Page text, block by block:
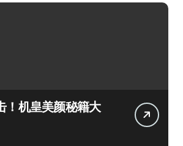
！机皇美颜秘籍大